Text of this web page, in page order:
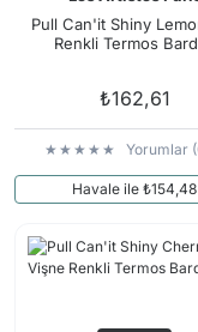
Pull Can'it Shiny
Renkli Termos
₺162,61
Yorumlar
Havale ile ₺154,48